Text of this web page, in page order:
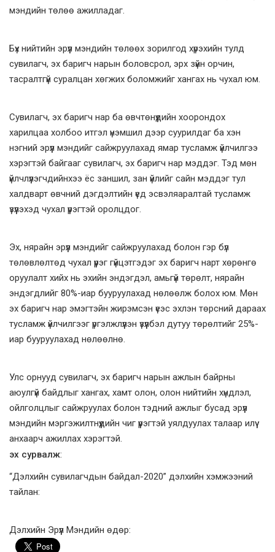
мэндийн төлөө ажилладаг.
Бүх нийтийн эрүүл мэндийн төлөөх зорилгод хүрэхийн тулд
сувилагч, эх баригч нарын боловсрол, эрх зүйн орчин,
тасралтгүй суралцан хөгжих боломжийг хангах нь чухал юм.
Сувилагч, эх баригч нар ба өвчтөнүүдийн хоорондох
харилцаа холбоо итгэл үнэмшил дээр суурилдаг ба хэн
нэгний эрүүл мэндийг сайжруулахад ямар тусламж үйлчилгээ
хэрэгтэй байгааг сувилагч, эх баригч нар мэддэг. Тэд мөн
үйлчлүүлэгчдийнхээ ёс заншил, зан үйлийг сайн мэддэг тул
халдварт өвчний дэгдэлтийн үед эсвэляаралтай тусламж
үзүүлэхэд чухал үүрэгтэй оролцдог.
Эх, нярайн эрүүл мэндийг сайжруулахад болон гэр бүл
төлөвлөлтөд чухал үүрэг гүйцэтгэдэг эх баригч нарт хөрөнгө
оруулалт хийх нь эхийн эндэгдэл, амьгүй төрөлт, нярайн
эндэгдлийг 80%-иар бууруулахад нөлөөлж болох юм. Мөн
эх баригч нар эмэгтэйн жирэмсэн үеэс эхлэн төрсний дараах
тусламж үйлчилгээг үргэлжлүүлэн үзүүлбэл дутуу төрөлтийг 25%-
иар бууруулахад нөлөөлнө.
Улс орнууд сувилагч, эх баригч нарын ажлын байрны
аюулгүй байдлыг хангах, хамт олон, олон нийтийн хүндлэл,
ойлголцлыг сайжруулах болон тэдний ажлыг бусад эрүүл
мэндийн мэргэжилтнүүдийн чиг үүрэгтэй уялдуулах талаар илүү
анхаарч ажиллах хэрэгтэй.
эх сурвалж:
“Дэлхийн сувилагчдын байдал-2020” дэлхийн хэмжээний
тайлан:
Дэлхийн Эрүүл Мэндийн өдөр: